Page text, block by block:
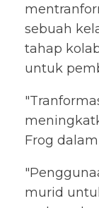
sebuah
tahap
untuk
Frog
murid